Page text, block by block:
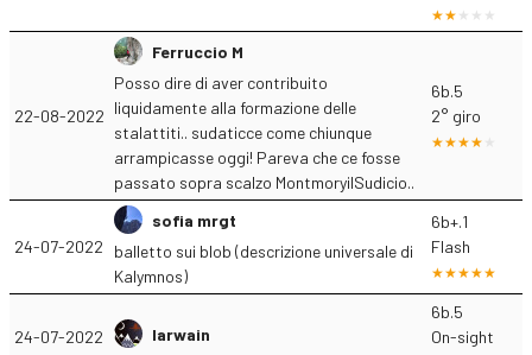
22-08-2022
Ferruccio M
Posso dire di aver contribuito
liquidamente alla formazione delle
stalattiti.. sudaticce come chiunque
arrampicasse oggi! Pareva che ce fosse
passato sopra scalzo MontmoryilSudicio..
6b.5
2° giro
24-07-2022
sofia mrgt
balletto sui blob (descrizione universale di
Kalymnos)
6b+.1
Flash
24-07-2022 Iarwain
6b.5
On-sight